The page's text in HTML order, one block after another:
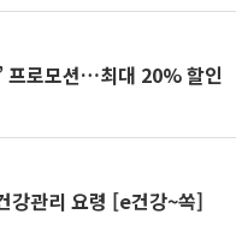
프로모션…최대 20% 할인
강관리 요령 [e건강~쏙]